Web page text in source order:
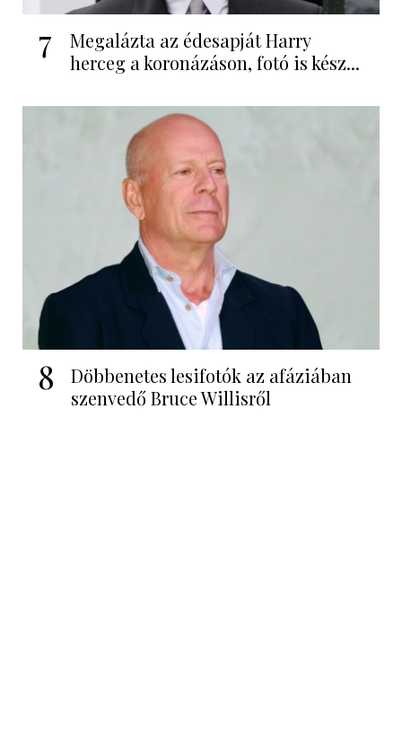
7
Megalázta az édesapját Harry
herceg a koronázáson, fotó is kész...
8
Döbbenetes lesifotók az afáziában
szenvedő Bruce Willisről